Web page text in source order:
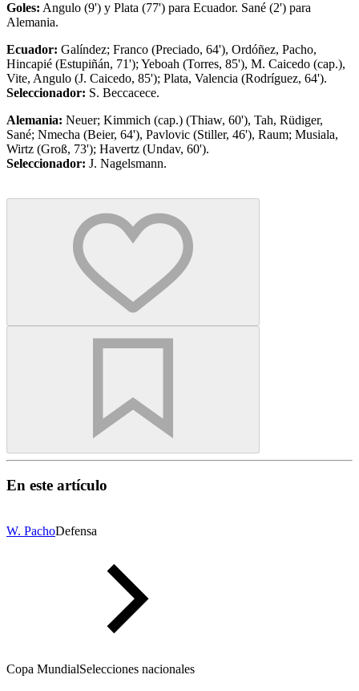
Goles: Angulo (9') y Plata (77') para Ecuador. Sané (2') para
Alemania.
Ecuador: Galíndez; Franco (Preciado, 64'), Ordóñez, Pacho,
Hincapié (Estupiñán, 71'); Yeboah (Torres, 85'), M. Caicedo (cap.),
Vite, Angulo (J. Caicedo, 85'); Plata, Valencia (Rodríguez, 64').
Seleccionador: S. Beccacece.
Alemania: Neuer; Kimmich (cap.) (Thiaw, 60'), Tah, Rüdiger,
Sané; Nmecha (Beier, 64'), Pavlovic (Stiller, 46'), Raum; Musiala,
Wirtz (Groß, 73'); Havertz (Undav, 60').
Seleccionador: J. Nagelsmann.
En este artículo
W. PachoDefensa
Copa MundialSelecciones nacionales